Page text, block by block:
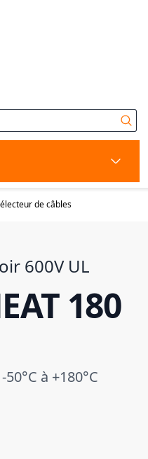
de câbles
600V UL
180
à +180°C